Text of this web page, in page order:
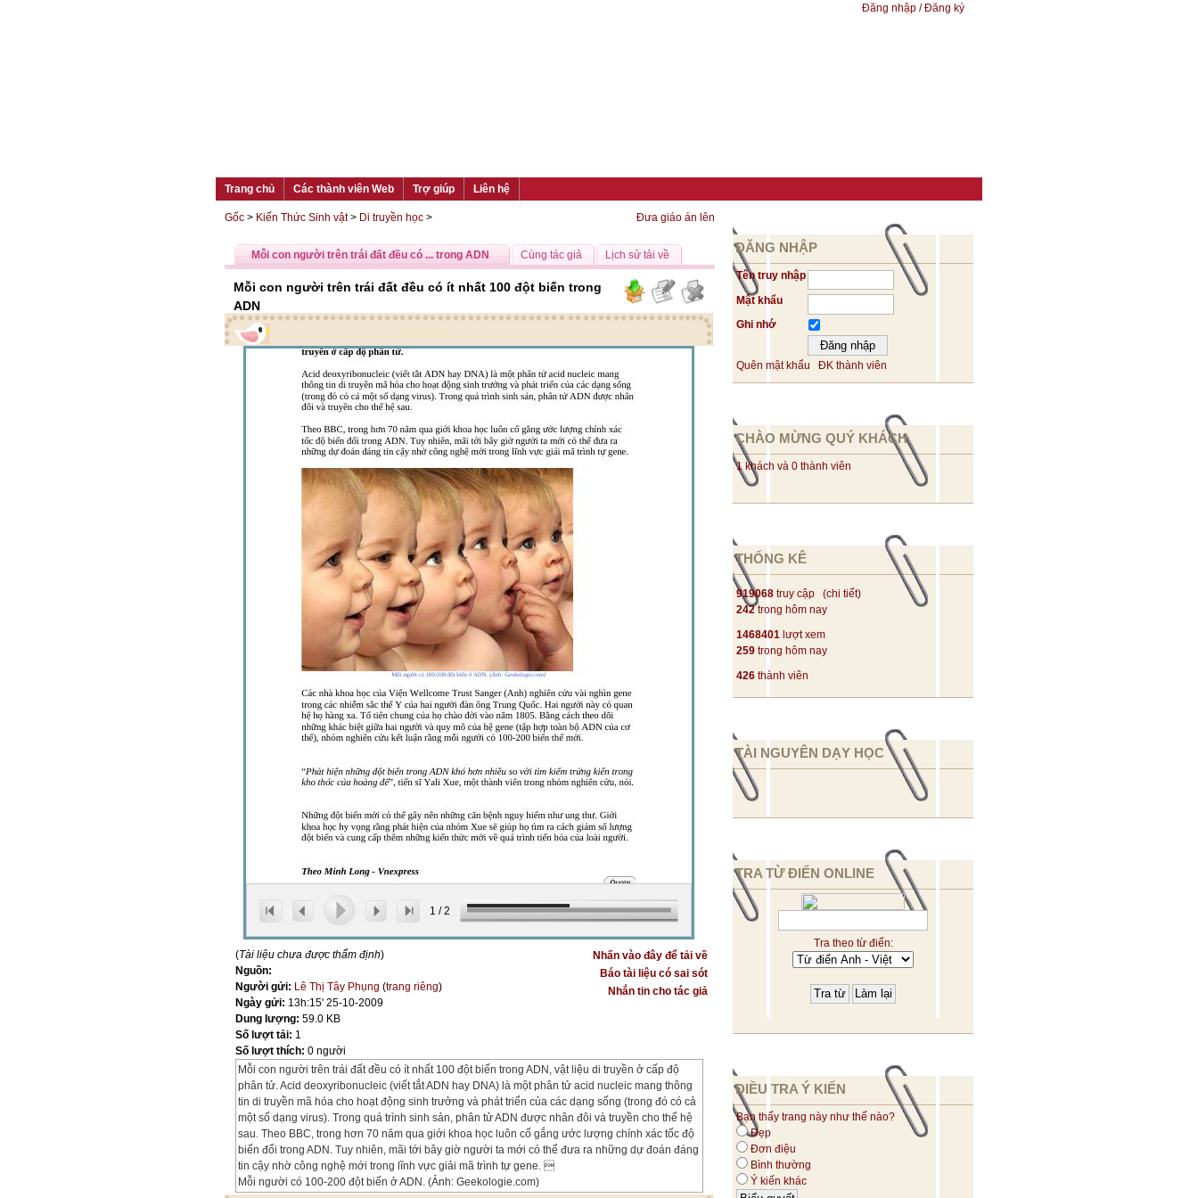
Đăng nhập / Đăng ký
Trang chủ Các thành viên Web Trợ giúp Liên hệ
ĐĂNG NHẬP
Tên truy nhập
Mật khẩu
Ghi nhớ
Quên mật khẩu ĐK thành viên
CHÀO MỪNG QUÝ KHÁCH
1 khách và 0 thành viên
THỐNG KÊ
919068 truy cập (chi tiết)
242trong hôm nay
1468401 lượt xem
259 trong hôm nay
426 thành viên
TÀI NGUYÊN DẠY HỌC
TRA TỪ ĐIỂN ONLINE
Tra theo từ điển:
ĐIỀU TRA Ý KIẾN
Bạn thấy trang này như thế nào?
Đẹp
Đơn điệu
Bình thường
Ý kiến khác
Đưa giáo án lên
Gốc > Kiến Thức Sinh vật> Di truyền học >
Mỗi con người trên trái đất đều có ... trong ADN Cùng tác giả Lịch sử tải về
Mỗi con người trên trái đất đều có ít nhất 100 đột biến trong
ADN
1 /2
Nhấn vào đây để tải về
Báo tài liệu có sai sót
Nhắn tin cho tác giả
(Tài liệu chưa được thẩm định)
Nguồn:
Người gửi: Lê Thị Tây Phụng (trang riêng)
Ngày gửi: 13h:15' 25-10-2009
Dung lượng: 59.0 KB
Số lượt tải: 1
Số lượt thích: 0 người
Mỗi con người trên trái đất đều có ít nhất 100 đột biến trong ADN, vật liệu di truyền ở cấp độ
phân tử. Acid deoxyribonucleic (viết tắt ADN hay DNA) là một phân tử acid nucleic mang thông
tin di truyền mã hóa cho hoạt động sinh trưởng và phát triển của các dạng sống (trong đó có cả
một số dạng virus). Trong quá trình sinh sản, phân tử ADN được nhân đôi và truyền cho thế hệ
sau. Theo BBC, trong hơn 70 năm qua giới khoa học luôn cố gắng ước lượng chính xác tốc độ
biến đổi trong ADN. Tuy nhiên, mãi tới bây giờ người ta mới có thể đưa ra những dự đoán đáng
tin cậy nhờ công nghệ mới trong lĩnh vực giải mã trình tự gene. 
Mỗi người có 100-200 đột biến ở ADN. (Ảnh: Geekologie.com)